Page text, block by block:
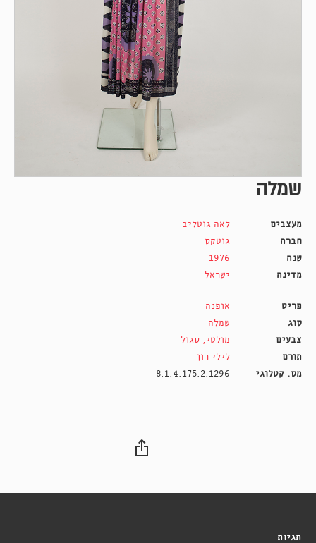
שמלה
מעצבים
לאה גוטליב
חברה
גוטקס
שנה
1976
מדינה
ישראל
פריט
אופנה
סוג
שמלה
צבעים
מולטי, סגול
תורם
לילי רון
מס. קטלוגי
8.1.4.175.2.1296
תגיות